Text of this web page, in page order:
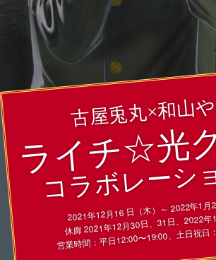
古屋兎丸×和山
ライチ☆光
コラボレーシ
2021年12月16 日（木）～ 2022年1
休廊 2021年12月30日、31日、2022
営業時間：平日12:00〜19:00、土日祝